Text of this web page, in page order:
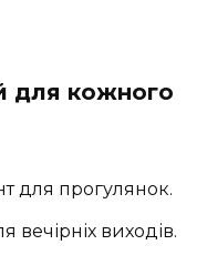
для кожного
для прогулянок.
вечірніх виходів.